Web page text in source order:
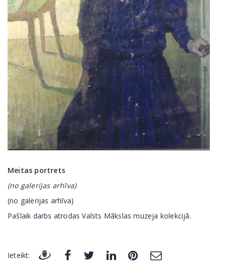
Meitas portrets
(no galerijas arhīva)
(no galerijas arhīva)
Pašlaik darbs atrodas Valsts Mākslas muzeja kolekcijā.
Ieteikt: